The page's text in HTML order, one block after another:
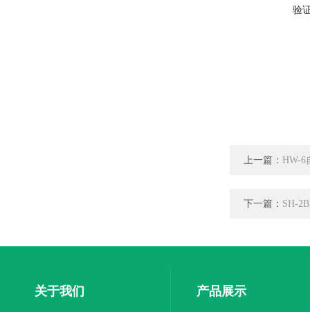
验
上一篇： HW-6
下一篇： SH-
关于我们 产品展示